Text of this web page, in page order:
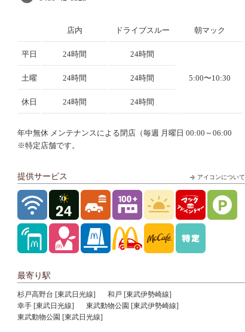
店内 ドライブスルー 朝マック
平日 24時間 24時間
5:00〜10:30
土曜 24時間 24時間
休日 24時間 24時間
年中無休 メンテナンスによる閉店（毎週 月曜日 00:00～06:00
※特定店舗です。
アイコンについて
提供サービス
最寄り駅
杉戸高野台 [東武日光線]
和戸 [東武伊勢崎線]
幸手 [東武日光線]
東武動物公園 [東武伊勢崎線]
東武動物公園 [東武日光線]